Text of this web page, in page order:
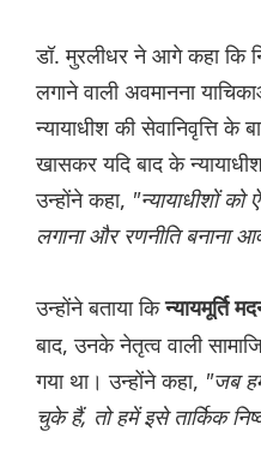
डॉ. मुरलीधर ने आगे कहा कि
लगाने वाली अवमानना
न्यायाधीश की सेवानिवृत्ति के
खासकर यदि बाद के
उन्होंने कहा, "न्यायाधीशों को
लगाना और रणनीति बनाना
उन्होंने बताया किन्यायमूर्ति
बाद, उनके नेतृत्व वाली
गया था। उन्होंने कहा, "जब
चुके हैं, तो हमें इसे तार्किक